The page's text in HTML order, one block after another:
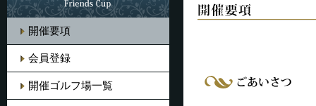
開催要項
会員登録
開催ゴルフ場一覧